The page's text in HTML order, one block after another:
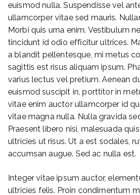
euismod nulla. Suspendisse vel
ullamcorper vitae sed mauris.
Morbi quis urna enim. Vestibulum
tincidunt id odio efficitur ultrices.
a blandit pellentesque, mi metus
sagittis est risus aliquam ipsum.
varius lectus vel pretium. Aenean
euismod suscipit in, porttitor in
vitae enim auctor ullamcorper id
vitae magna nulla. Nulla gravida
Praesent libero nisi, malesuada
ultricies ut risus. Ut a est sodales,
accumsan augue. Sed ac nulla est.
Integer vitae ipsum auctor,
ultricies felis. Proin condimentum